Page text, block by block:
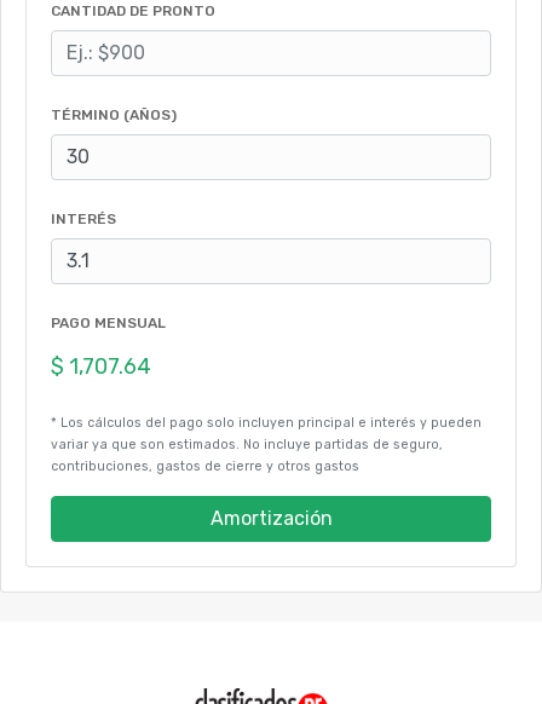
CANTIDAD DE PRONTO
TÉRMINO (AÑOS)
INTERÉS
PAGO MENSUAL
* Los cálculos del pago solo incluyen principal e interés y pueden
variar ya que son estimados. No incluye partidas de seguro,
contribuciones, gastos de cierre y otros gastos
Amortización